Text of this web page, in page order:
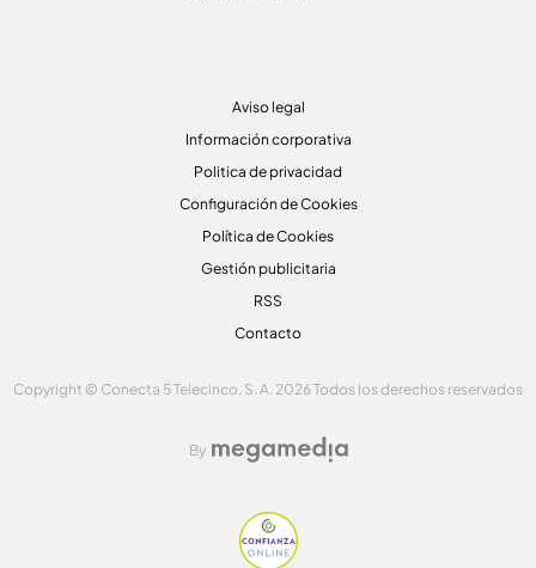
Aviso legal
Información corporativa
Politica de privacidad
Configuración de Cookies
Política de Cookies
Gestión publicitaria
RSS
Contacto
Copyright © Conecta 5 Telecinco, S. A. 2026 Todos los derechos reservados
By